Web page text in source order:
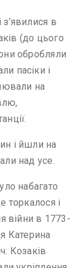
в
(до цього
обробляли
пасіки і
на
і йшли на
над усе.
набагато
торкалося і
війни в 1773-
Катерина
Козаків